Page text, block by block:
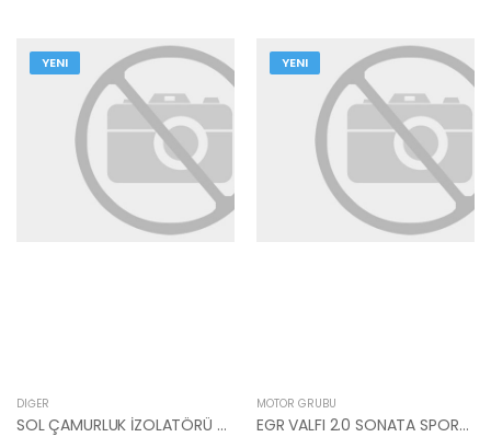
YENI
DIĞER
SOL ÇAMURLUK İZOLATÖRÜ SPORTAGE 84141-F1000 HMC
YENI
MOTOR GRUBU
EGR VALFI 2.0 SONATA SPORTAGE TUCSON 28410-27410 - HMC